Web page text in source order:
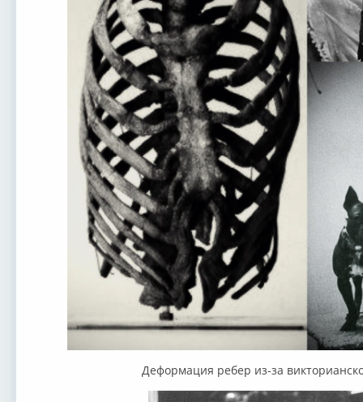
Деформация ребер из-за